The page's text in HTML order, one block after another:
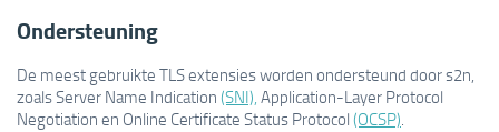
Ondersteuning
De meest gebruikte TLS extensies worden ondersteund door s2n,
zoals Server Name Indication (SNI), Application-Layer Protocol
Negotiation en Online Certificate Status Protocol (OCSP).